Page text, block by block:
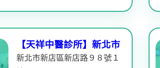
【天祥中醫診所】新北市
新北市新店區新店路９８號１